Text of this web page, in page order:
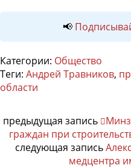
📢
Категории: Общество
Теги: Андрей Травников,
области
предыдущая запись
граждан при
следующая запись
медцентра